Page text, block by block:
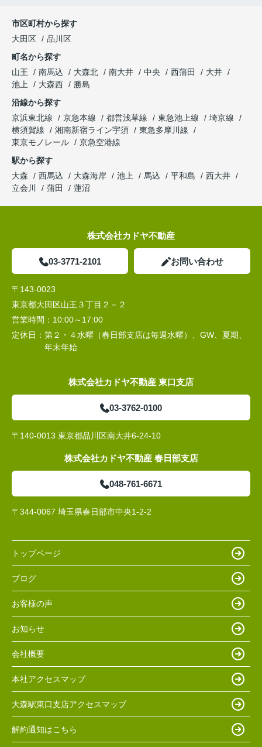
市区町村から探す
大田区
品川区
町名から探す
山王
南馬込 大森北 南大井 中央 西蒲田
大井
池上
大森西
勝島
沿線から探す
京浜東北線
京急本線 都営浅草線 東急池上線
埼京線
横須賀線
湘南新宿ライン宇須
東急多摩川線
東京モノレール
京急空港線
駅から探す
大森
西馬込 大森海岸 池上 馬込 平和島
西大井
立会川
蒲田 蓮沼
株式会社カドヤ不動産
03-3771-2101 お問い合わせ
〒143-0023
東京都大田区山王３丁目２－２
営業時間： 10:00～17:00
定休日： 第２・４水曜（春日部支店は毎週水曜）、GW、夏期、
年末年始
株式会社カドヤ不動産 東口支店
03-3762-0100
〒140-0013 東京都品川区南大井6-24-10
株式会社カドヤ不動産 春日部支店
048-761-6671
〒344-0067 埼玉県春日部市中央1-2-2
トップページ
ブログ
お客様の声
お知らせ
会社概要
本社アクセスマップ
大森駅東口支店アクセスマップ
解約通知はこちら